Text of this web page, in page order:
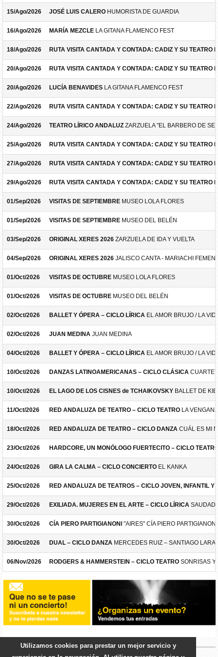
15/Ago/2026 JOSÉ LUIS CALERO HUMORISTA DE GUARDIA
16/Ago/2026 MARÍA MEZCLE LA GITANA FLAMENCO FEST
18/Ago/2026 RUTA VISITA CANTADA Y CONTADA: CADIZ Y SU TEATRO
20/Ago/2026 RUTA VISITA CANTADA Y CONTADA: CADIZ Y SU TEATRO
20/Ago/2026 LUCÍA BENAVIDES LA GITANA FLAMENCO FEST
22/Ago/2026 RUTA VISITA CANTADA Y CONTADA: CADIZ Y SU TEATRO
24/Ago/2026 TEATRO LÍRICO ANDALUZ ZARZUELA "EL BARBERO DE
25/Ago/2026 RUTA VISITA CANTADA Y CONTADA: CADIZ Y SU TEATRO
27/Ago/2026 RUTA VISITA CANTADA Y CONTADA: CADIZ Y SU TEATRO
29/Ago/2026 RUTA VISITA CANTADA Y CONTADA: CADIZ Y SU TEATRO
01/Sep/2026 VISITAS DE SEPTIEMBRE MUSEO LOLA FLORES
01/Sep/2026 VISITAS DE SEPTIEMBRE MUSEO DEL BELÉN
03/Sep/2026 ORIGINAL XERES 2026 ZARZUELA DE IDA Y VUELTA
04/Sep/2026 ORIGINAL XERES 2026 JALISCO CANTA - MARIACHI
01/Oct/2026 VISITAS DE OCTUBRE MUSEO LOLA FLORES
01/Oct/2026 VISITAS DE OCTUBRE MUSEO DEL BELÉN
02/Oct/2026 BALLET Y ÓPERA – CICLO LÍRICA EL AMOR BRUJO / LA
02/Oct/2026 JUAN MEDINA JUAN MEDINA
04/Oct/2026 BALLET Y ÓPERA – CICLO LÍRICA EL AMOR BRUJO / LA
10/Oct/2026 DANZAS LATINOAMERICANAS – CICLO CLÁSICA
10/Oct/2026 EL LAGO DE LOS CISNES de TCHAIKOVSKY BALLET DE
11/Oct/2026 RED ANDALUZA DE TEATRO – CICLO TEATRO LA
18/Oct/2026 RED ANDALUZA DE TEATRO – CICLO DANZA CUÁL ES MI
23/Oct/2026 HARDCORE, UN MONÓLOGO FUERTECITO – CICLO
24/Oct/2026 GIRA LA CALMA – CICLO CONCIERTO EL KANKA
25/Oct/2026 RED ANDALUZA DE TEATROS – CICLO JOVEN, INFANTIL Y
29/Oct/2026 EXILIADA. MUJERES EN EL ARTE – CICLO LÍRICA
30/Oct/2026 CÍA PIERO PARTIGIANONI "AIRES" CÍA PIERO PARTIGIANONI
30/Oct/2026 DUAL – CICLO DANZA MERCEDES RUIZ – SANTIAGO LARA
06/Nov/2026 RODGERS & HAMMERSTEIN – CICLO TEATRO SONRISAS Y
Utilizamos cookies para prestar un mejor servicio y